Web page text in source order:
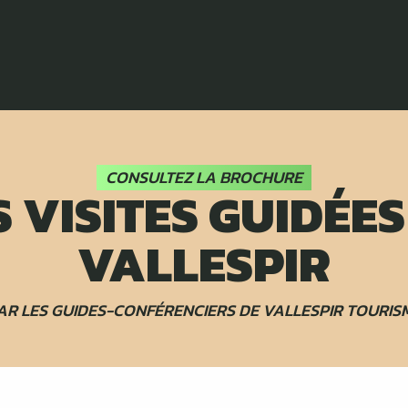
CONSULTEZ LA BROCHURE
VISITES
VALLESPIR
LES GUIDES-CONFÉRENCIERS DE VALLESPIR